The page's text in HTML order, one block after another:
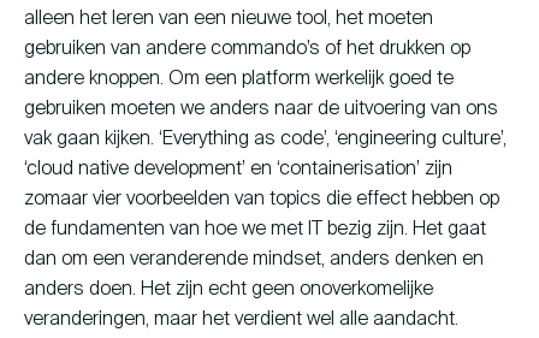
alleen het leren van een nieuwe tool, het moeten
gebruiken van andere commando’s of het drukken op
andere knoppen. Om een platform werkelijk goed te
gebruiken moeten we anders naar de uitvoering van ons
vak gaan kijken. ‘Everything as code’, ‘engineering culture’,
‘cloud native development’ en ‘containerisation’ zijn
zomaar vier voorbeelden van topics die effect hebben op
de fundamenten van hoe we met IT bezig zijn. Het gaat
dan om een veranderende mindset, anders denken en
anders doen. Het zijn echt geen onoverkomelijke
veranderingen, maar het verdient wel alle aandacht.